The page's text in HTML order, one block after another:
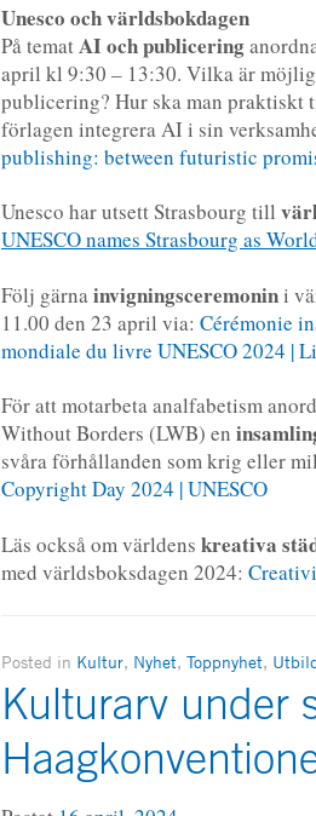
Unesco och världsbokdagen
På tematAI och publicering
april kl 9:30 ­– 13:30. Vilka är
publicering? Hur ska man praktiskt
förlagen integrera AI i sin
publishing: between futuristic
Unesco har utsett Strasbourg till
UNESCO names Strasbourg as
Följ gärnainvigningsceremonini
11.00 den 23 april via: Cérémonie
mondiale du livre UNESCO 2024 |
För att motarbeta analfabetism
Without Borders (LWB) en
svåra förhållanden som krig eller
Copyright Day 2024 | UNESCO
Läs också om världens kreativa
med världsboksdagen 2024:
Posted in Kultur, Nyhet, Toppnyhet,
Kulturarv under